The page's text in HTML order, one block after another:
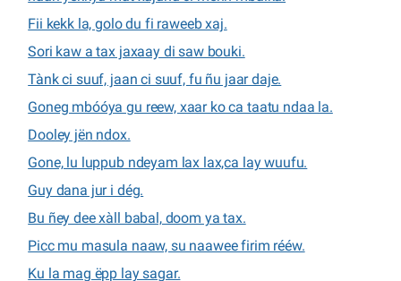
Fii kekk la, golo du fi raweeb xaj.
Sori kaw a tax jaxaay di saw bouki.
Tànk ci suuf, jaan ci suuf, fu ñu jaar daje.
Goneg mbóóya gu reew, xaar ko ca taatu ndaa la.
Dooley jën ndox.
Gone, lu luppub ndeyam lax lax,ca lay wuufu.
Guy dana jur i dég.
Bu ñey dee xàll babal, doom ya tax.
Picc mu masula naaw, su naawee firim rééw.
Ku la mag ëpp lay sagar.